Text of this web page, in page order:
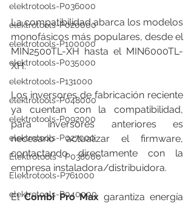
elektrotools-P036000
elektrotools-P020000
elektrotools-P100000
elektrotools-P035000
elektrotools-P131000
elektrotools-P048000
elektrotools-P092000
elektrotools-P027000
Elektrotools - P038000
Elektrotools-P761000
elektrotools-P040000
La compatibilidad abarca los modelos
monofásicos más populares, desde el
MIN2500TL-XH hasta el MIN6000TL-
XH.
Los inversores de fabricación reciente
ya cuentan con la compatibilidad,
para inversores anteriores es
necesario actualizar el firmware,
contactando directamente con la
empresa instaladora/distribuidora.
El Combi Pro Max garantiza energía